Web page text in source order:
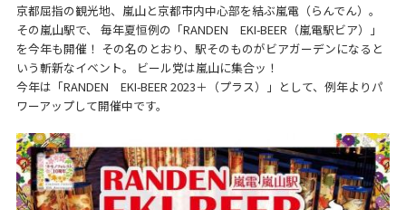
京都屈指の観光地、嵐山と京都市内中心部を結ぶ嵐電（らんでん）。
その嵐山駅で、 毎年夏恒例の「RANDEN EKI-BEER（嵐電駅ビア）」
を今年も開催！ その名のとおり、駅そのものがビアガーデンになると
いう斬新なイベント。 ビール党は嵐山に集合ッ！
今年は「RANDEN EKI-BEER 2023＋（プラス）」として、例年よりパ
ワーアップして開催中です。